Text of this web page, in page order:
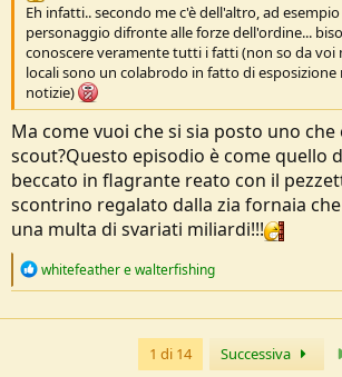
Eh infatti.. secondo me c'è dell'altro, ad
personaggio difronte alle forze dell'ordine...
conoscere veramente tutti i fatti (non so da voi
locali sono un colabrodo in fatto di esposizione
notizie)
Ma come vuoi che si sia posto uno
scout?Questo episodio è come quello
beccato in flagrante reato con il
scontrino regalato dalla zia fornaia
una multa di svariati miliardi!!!
R
c
whitefeatherewalterfishing
1 di 14 Successiva